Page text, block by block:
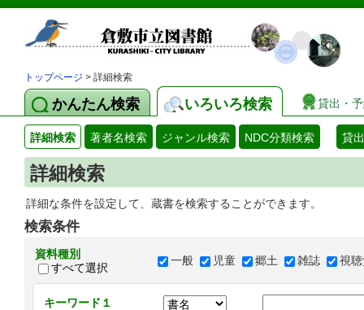
トップページ > 詳細検索
かんたん検索 いろいろ検索 貸出・
詳細検索 著者名検索 ジャンル検索 NDC分類検索 貸
詳細検索
詳細な条件を設定して、蔵書を検索することができます。
検索条件
資料種別
すべて選択
一般 児童 郷土 雑誌 視
キーワード１